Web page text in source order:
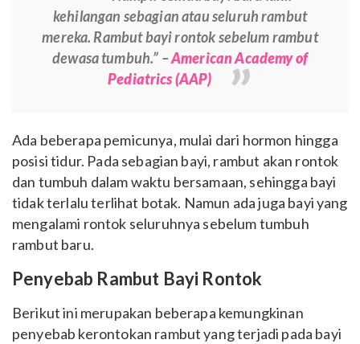
kehilangan sebagian atau seluruh rambut
mereka. Rambut bayi rontok sebelum rambut
dewasa tumbuh.” –American Academy of
Pediatrics (AAP)
Ada beberapa pemicunya, mulai dari hormon hingga
posisi tidur. Pada sebagian bayi, rambut akan rontok
dan tumbuh dalam waktu bersamaan, sehingga bayi
tidak terlalu terlihat botak. Namun ada juga bayi yang
mengalami rontok seluruhnya sebelum tumbuh
rambut baru.
Penyebab Rambut Bayi Rontok
Berikut ini merupakan beberapa kemungkinan
penyebab kerontokan rambut yang terjadi pada bayi